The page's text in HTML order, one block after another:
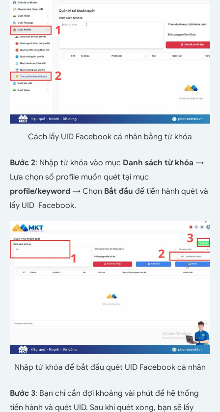
Cách lấy UID Facebook cá nhân bằng từ khóa
Bước 2: Nhập từ khóa vào mục Danh sách từ khóa →
Lựa chọn số profile muốn quét tại mục
profile/keyword → Chọn Bắt đầu để tiến hành quét và
lấy UID Facebook.
Nhập từ khóa để bắt đầu quét UID Facebook cá nhân
Bước 3: Bạn chỉ cần đợi khoảng vài phút để hệ thống
tiến hành và quét UID. Sau khi quét xong, bạn sẽ lấy